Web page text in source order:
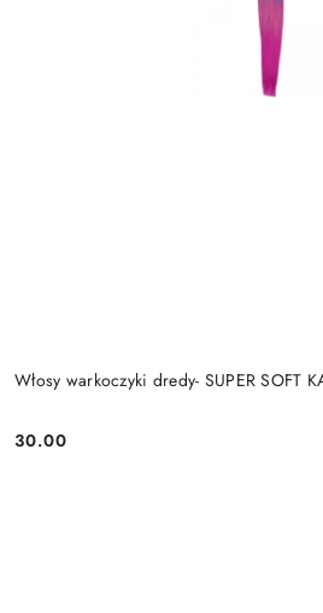
Włosy warkoczyki dredy- SUPER SOFT
Cena:
30.00